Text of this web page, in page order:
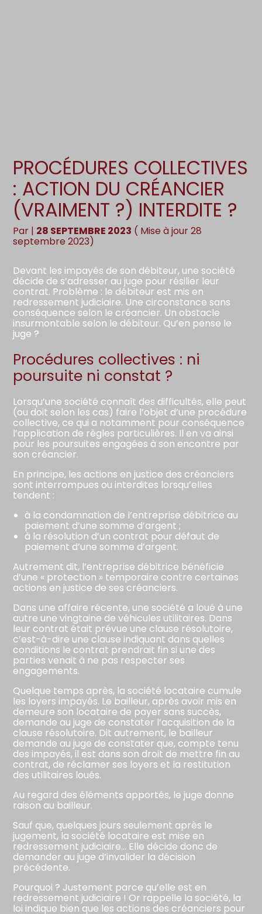
PROCÉDURES COLLECTIVES
: ACTION DU CRÉANCIER
(VRAIMENT ?) INTERDITE ?
Par | 28 SEPTEMBRE 2023 ( Mise à jour 28
septembre 2023)
Devant les impayés de son débiteur, une société
décide de s’adresser au juge pour résilier leur
contrat. Problème : le débiteur est mis en
redressement judiciaire. Une circonstance sans
conséquence selon le créancier. Un obstacle
insurmontable selon le débiteur. Qu’en pense le
juge ?
Procédures collectives : ni
poursuite ni constat ?
Lorsqu’une société connaît des difficultés, elle peut
(ou doit selon les cas) faire l’objet d’une procédure
collective, ce qui a notamment pour conséquence
l’application de règles particulières. Il en va ainsi
pour les poursuites engagées à son encontre par
son créancier.
En principe, les actions en justice des créanciers
sont interrompues ou interdites lorsqu’elles
tendent :
à la condamnation de l’entreprise débitrice au
paiement d’une somme d’argent ;
à la résolution d’un contrat pour défaut de
paiement d’une somme d’argent.
Autrement dit, l’entreprise débitrice bénéficie
d’une « protection » temporaire contre certaines
actions en justice de ses créanciers.
Dans une affaire récente, une société a loué à une
autre une vingtaine de véhicules utilitaires. Dans
leur contrat était prévue une clause résolutoire,
c’est-à-dire une clause indiquant dans quelles
conditions le contrat prendrait fin si une des
parties venait à ne pas respecter ses
engagements.
Quelque temps après, la société locataire cumule
les loyers impayés. Le bailleur, après avoir mis en
demeure son locataire de payer sans succès,
demande au juge de constater l’acquisition de la
clause résolutoire. Dit autrement, le bailleur
demande au juge de constater que, compte tenu
des impayés, il est dans son droit de mettre fin au
contrat, de réclamer ses loyers et la restitution
des utilitaires loués.
Au regard des éléments apportés, le juge donne
raison au bailleur.
Sauf que, quelques jours seulement après le
jugement, la société locataire est mise en
redressement judiciaire… Elle décide donc de
demander au juge d’invalider la décision
précédente.
Pourquoi ? Justement parce qu’elle est en
redressement judiciaire ! Or rappelle la société, la
loi indique bien que les actions des créanciers pour